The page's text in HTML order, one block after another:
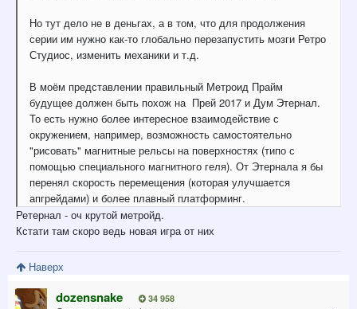
Но тут дело не в деньгах, а в том, что для продолжения
серии им нужно как-то глобально перезапустить мозги Ретро
Студиос, изменить механики и т.д.
В моём представлении правильный Метроид Прайм
будущее должен быть похож на Прей 2017 и Дум Этернал.
То есть нужно более интересное взаимодействие с
окружением, например, возможность самостоятельно
"рисовать" магнитные рельсы на поверхностях (типо с
помощью специального магнитного геля). От Этернала я бы
перенял скорость перемещения (которая улучшается
апгрейдами) и более плавный платформинг.
Ретернал - оч крутой метройд.
Кстати там скоро ведь новая игра от них
Наверх
dozensnake 34 958